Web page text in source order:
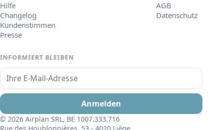
Hilfe
Changelog
Kundenstimmen
Presse
AGB
Datenschutz
INFORMIERT BLEIBEN
Ihre E-Mail-Adresse
Anmelden
© 2026 Airplan SRL, BE 1007.333.716